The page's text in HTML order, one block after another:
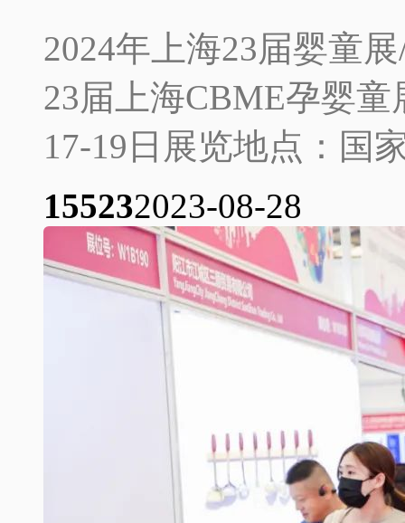
2024年上海23届婴童
23届上海CBME孕婴
17-19日展览地点：国
155232023-08-28